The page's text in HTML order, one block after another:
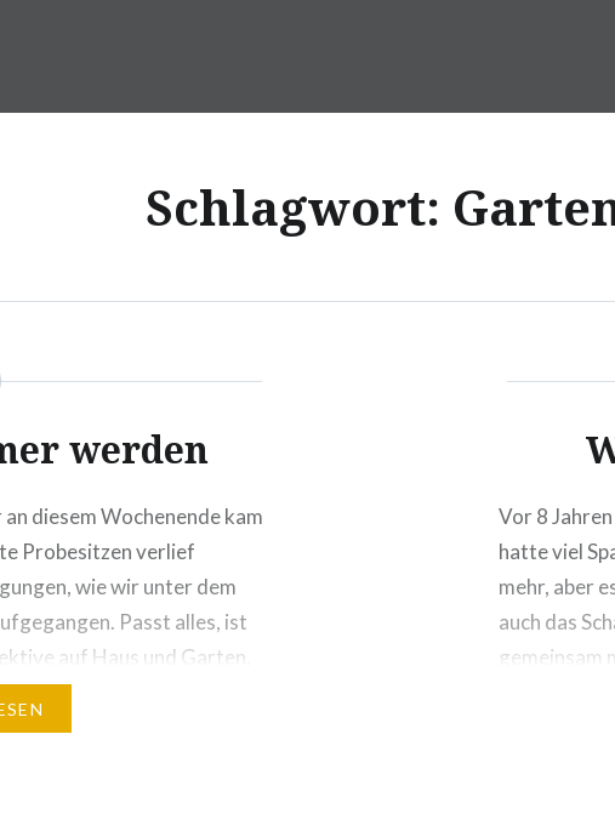
Schlagwort:
werden
diesem Wochenende kam
Probesitzen verlief
wie wir unter dem
Passt alles, ist
auf Haus und Garten,
wir aber nicht allein darin
Vor 8
hatte viel
mehr, aber
auch das
gemeinsam
zufällig